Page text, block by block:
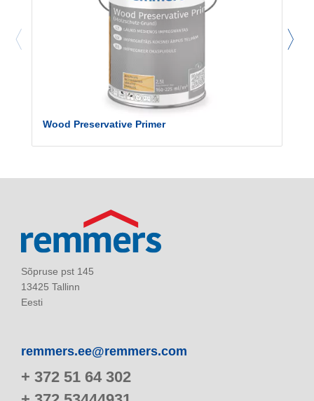
Wood Preservative Primer
Sõpruse pst 145
13425 Tallinn
Eesti
remmers.ee@remmers.com
+ 372 51 64 302